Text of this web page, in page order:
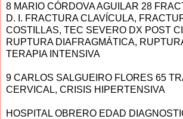
8 MARIO CÓRDOVA AGUILAR 28
D. I. FRACTURA CLAVÍCULA,
COSTILLAS, TEC SEVERO DX POST
RUPTURA DIAFRAGMÁTICA,
TERAPIA INTENSIVA
9 CARLOS SALGUEIRO FLORES 65
CERVICAL, CRISIS HIPERTENSIVA
HOSPITAL OBRERO EDAD